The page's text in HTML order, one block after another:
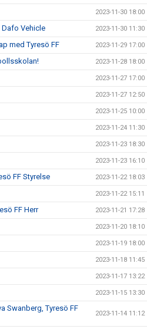
2023-11-30 18:00
Dafo Vehicle 2023-11-30 11:30
med Tyresö FF 2023-11-29 17:00
2023-11-28 18:00
2023-11-27 17:00
2023-11-27 12:50
2023-11-25 10:00
2023-11-24 11:30
2023-11-23 18:30
2023-11-23 16:10
FF Styrelse 2023-11-22 18:03
2023-11-22 15:11
FF Herr 2023-11-21 17:28
2023-11-20 18:10
2023-11-19 18:00
2023-11-18 11:45
2023-11-17 13:22
2023-11-15 13:30
Swanberg, Tyresö FF
2023-11-14 11:12